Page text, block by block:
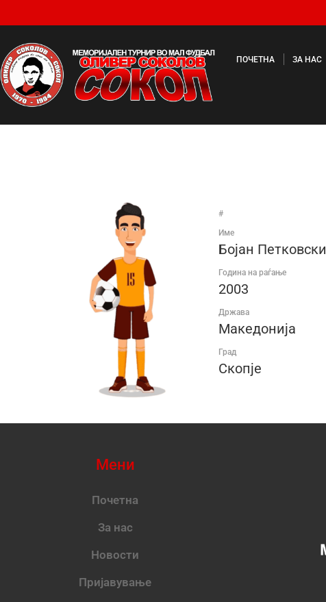
ПОЧЕТНА ЗА НАС
#
Име
Бојан Петковски
Година на раѓање
2003
Држава
Македонија
Град
Скопје
Мени
Почетна
За нас
Новости
Пријавување